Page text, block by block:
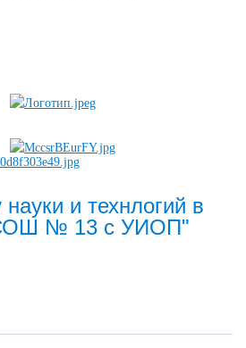
и технлогий в
№ 13 с УИОП"